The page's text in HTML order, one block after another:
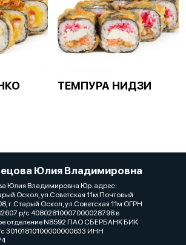
ТЕМПУРА НИДЗИ
Юлия Владимировна
Юлия Владимировна Юр. адрес:
Оскол, ул.Советская 11м Почтовый
г. Старый Оскол, ул.Советская 11м ОГРН
р/с 40802810007000028798 в
отделение N8592 ПАО СБЕРБАНК БИК
30101810100000000633 ИНН